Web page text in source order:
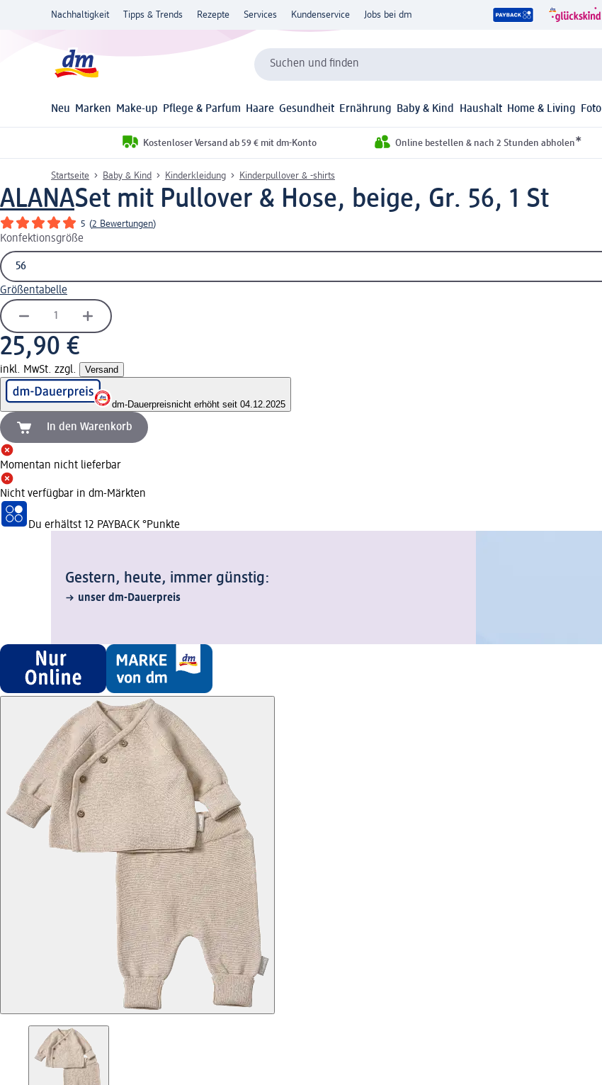
Nachhaltigkeit Tipps & Trends Rezepte Services Kundenservice Jobs bei dm
Suchen und finden
Neu Marken Make-up Pflege & Parfum Haare Gesundheit Ernährung Baby & Kind Haushalt Home & Living Foto
Kostenloser Versand ab 59 € mit dm-Konto Online bestellen & nach 2 Stunden abholen*
Startseite Baby & Kind Kinderkleidung Kinderpullover & -shirts
ALANASet mit Pullover & Hose, beige, Gr. 56, 1 St
5 (2 Bewertungen)
Konfektionsgröße
Größentabelle
25,90 €
inkl. MwSt. zzgl. Versand
dm-Dauerpreisnicht erhöht seit 04.12.2025
In den Warenkorb
Momentan nicht lieferbar
Nicht verfügbar in dm-Märkten
Du erhältst 12 PAYBACK °Punkte
Gestern, heute, immer günstig:
unser dm-Dauerpreis